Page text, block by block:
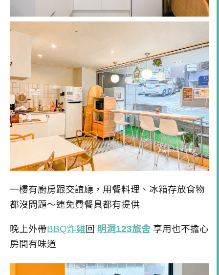
一樓有廚房跟交誼廳，用餐料理、冰箱存放食物
都沒問題～連免費餐具都有提供
晚上外帶BBQ炸雞回 明洞123旅舍 享用也不擔心
房間有味道